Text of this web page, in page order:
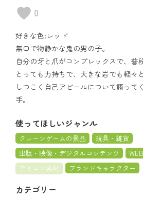
0
好きな色:レッド
無口で物静かな鬼の男の子。
自分の牙と爪がコンプレックスで、普
とっても力持ちで、大きな岩でも軽々
しつこく自己アピールについて語って
手。
使ってほしいジャンル
クレーンゲームの景品
玩具・雑貨
出版・映像・デジタルコンテンツ
アイコン素材
ブランドキャラクター
カテゴリー